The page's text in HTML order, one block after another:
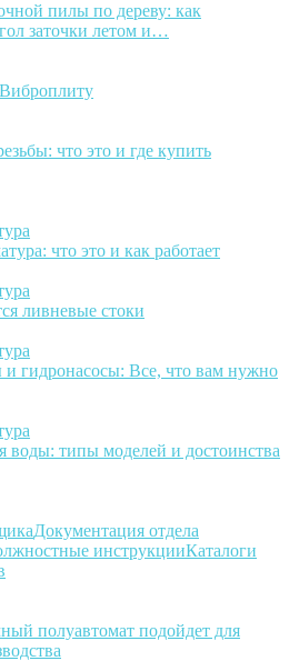
пилы по дереву: как
заточки летом и…
что это и где купить
что это и как работает
ливневые стоки
гидронасосы: Все, что вам нужно
воды: типы моделей и достоинства
Документация отдела
инструкцииКаталоги
полуавтомат подойдет для